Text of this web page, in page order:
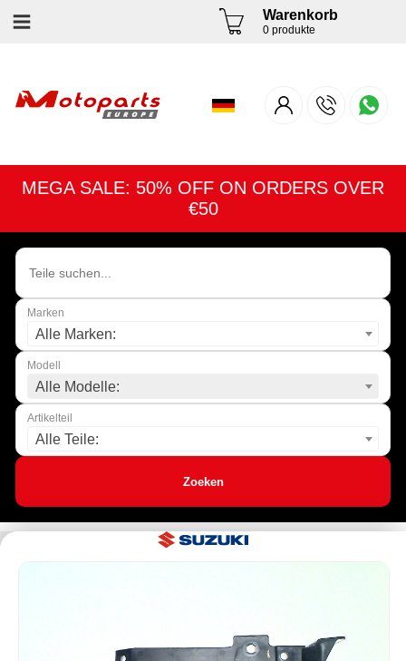
Warenkorb
0 produkte
MEGA SALE: 50% OFF ON ORDERS OVER
€50
Marken
Alle Marken:
Modell
Alle Modelle:
Artikelteil
Alle Teile:
Zoeken